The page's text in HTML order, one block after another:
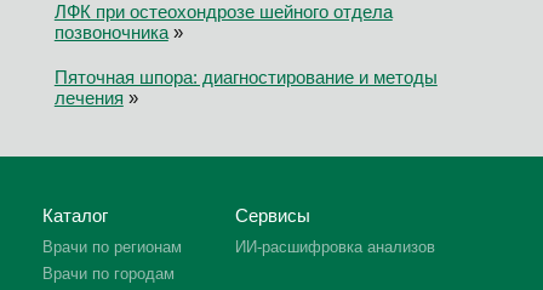
ЛФК при остеохондрозе шейного отдела
позвоночника»
Пяточная шпора: диагностирование и методы
лечения »
Каталог
Врачи по регионам
Врачи по городам
Сервисы
ИИ-расшифровка анализов